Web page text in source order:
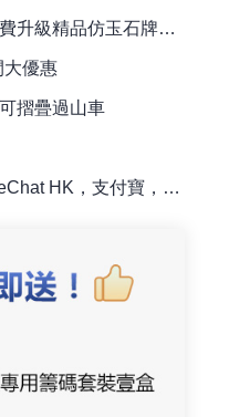
品仿玉石牌（42/44）
大優惠
摺疊過山車
訂購麻雀檯即送專用籌碼一盒！